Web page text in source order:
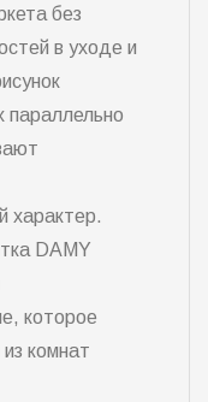
без
в уходе и
параллельно
характер.
DAMY
которое
комнат